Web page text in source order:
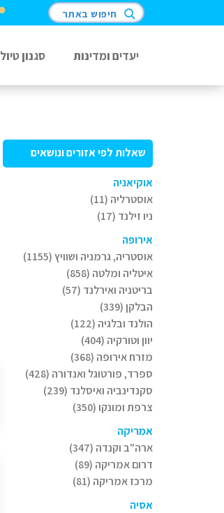
חיפוש באתר
יעדים ומדינות סגנון טיול
שאלות לפי אזורים ונושאים
אוקיאניה
אוסטרליה (11)
ניו זילנד (17)
אירופה
אוסטריה, גרמניה ושוויץ (1155)
איטליה ומלטה (858)
בריטניה ואירלנד (57)
הבלקן (339)
הולנד ובלגיה (122)
יוון וטורקיה (404)
מזרח אירופה (368)
ספרד, פורטוגל ואנדורה (428)
סקנדינביה ואיסלנד (239)
צרפת ומונקו (350)
אמריקה
ארה"ב וקנדה (347)
דרום אמריקה (89)
מרכז אמריקה (81)
אסיה